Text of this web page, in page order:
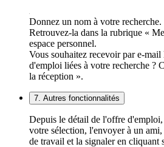
Donnez un nom à votre recherche.
Retrouvez-la dans la rubrique «
espace personnel.
Vous souhaitez recevoir par e-
d'emploi liées à votre recherche ?
la réception ».
7. Autres fonctionnalités
Depuis le détail de l'offre
votre sélection, l'envoyer à un
de travail et la signaler en cliquant